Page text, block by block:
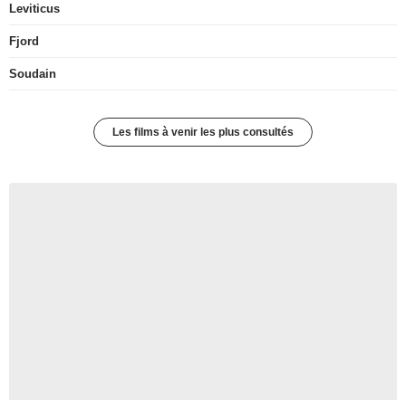
Leviticus
Fjord
Soudain
Les films à venir les plus consultés